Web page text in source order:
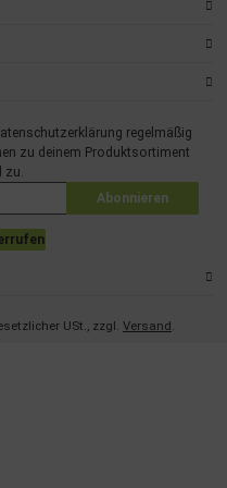
regelmäßig
zu deinem Produktsortiment
zu.
Abonnieren
USt., zzgl. Versand.